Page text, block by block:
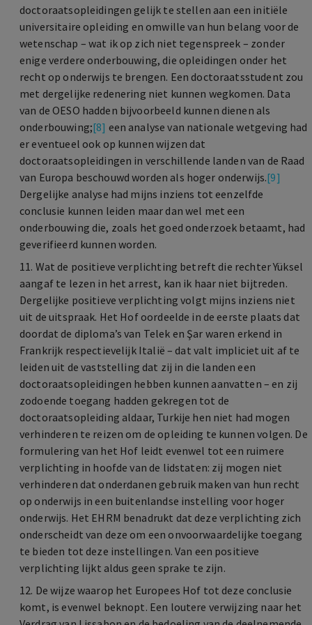
doctoraatsopleidingen gelijk te stellen aan een initiële
universitaire opleiding en omwille van hun belang voor de
wetenschap – wat ik op zich niet tegenspreek – zonder
enige verdere onderbouwing, die opleidingen onder het
recht op onderwijs te brengen. Een doctoraatsstudent zou
met dergelijke redenering niet kunnen wegkomen. Data
van de OESO hadden bijvoorbeeld kunnen dienen als
onderbouwing;[8] een analyse van nationale wetgeving had
er eventueel ook op kunnen wijzen dat
doctoraatsopleidingen in verschillende landen van de Raad
van Europa beschouwd worden als hoger onderwijs.[9]
Dergelijke analyse had mijns inziens tot eenzelfde
conclusie kunnen leiden maar dan wel met een
onderbouwing die, zoals het goed onderzoek betaamt, had
geverifieerd kunnen worden.
11. Wat de positieve verplichting betreft die rechter Yüksel
aangaf te lezen in het arrest, kan ik haar niet bijtreden.
Dergelijke positieve verplichting volgt mijns inziens niet
uit de uitspraak. Het Hof oordeelde in de eerste plaats dat
doordat de diploma’s van Telek en Şar waren erkend in
Frankrijk respectievelijk Italië – dat valt impliciet uit af te
leiden uit de vaststelling dat zij in die landen een
doctoraatsopleidingen hebben kunnen aanvatten – en zij
zodoende toegang hadden gekregen tot de
doctoraatsopleiding aldaar, Turkije hen niet had mogen
verhinderen te reizen om de opleiding te kunnen volgen. De
formulering van het Hof leidt evenwel tot een ruimere
verplichting in hoofde van de lidstaten: zij mogen niet
verhinderen dat onderdanen gebruik maken van hun recht
op onderwijs in een buitenlandse instelling voor hoger
onderwijs. Het EHRM benadrukt dat deze verplichting zich
onderscheidt van deze om een onvoorwaardelijke toegang
te bieden tot deze instellingen. Van een positieve
verplichting lijkt aldus geen sprake te zijn.
12. De wijze waarop het Europees Hof tot deze conclusie
komt, is evenwel beknopt. Een loutere verwijzing naar het